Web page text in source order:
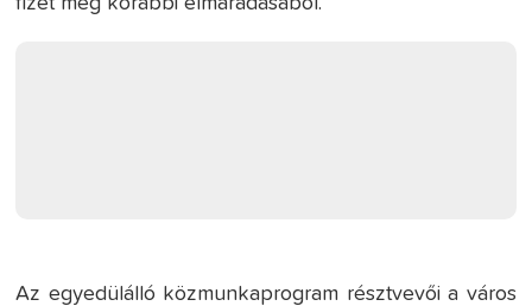
Az egyedülálló közmunkaprogram résztvevői a város